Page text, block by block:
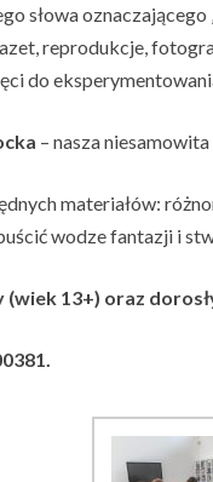
słowa
reprodukcje,
do
– nasza
materiałów:
wodze fantazji i
13+) oraz